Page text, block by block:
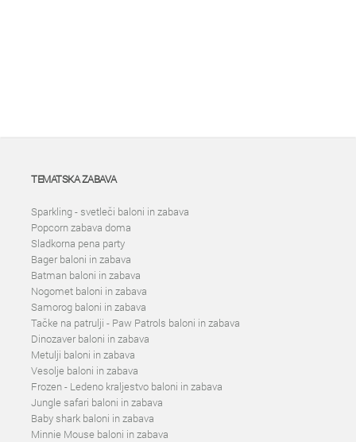
TEMATSKA ZABAVA
Sparkling - svetleči baloni in zabava
Popcorn zabava doma
Sladkorna pena party
Bager baloni in zabava
Batman baloni in zabava
Nogomet baloni in zabava
Samorog baloni in zabava
Tačke na patrulji - Paw Patrols baloni in zabava
Dinozaver baloni in zabava
Metulji baloni in zabava
Vesolje baloni in zabava
Frozen - Ledeno kraljestvo baloni in zabava
Jungle safari baloni in zabava
Baby shark baloni in zabava
Minnie Mouse baloni in zabava